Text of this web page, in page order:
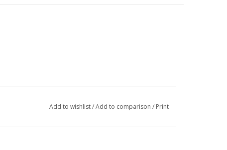
Add to wishlist/Add to comparison / Print